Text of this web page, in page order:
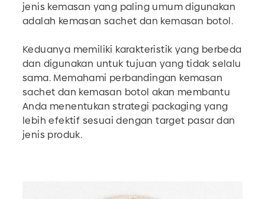
jenis kemasan yang paling umum digunakan
adalah kemasan sachet dan kemasan botol.
Keduanya memiliki karakteristik yang berbeda
dan digunakan untuk tujuan yang tidak selalu
sama. Memahami perbandingan kemasan
sachet dan kemasan botol akan membantu
Anda menentukan strategi packaging yang
lebih efektif sesuai dengan target pasar dan
jenis produk.